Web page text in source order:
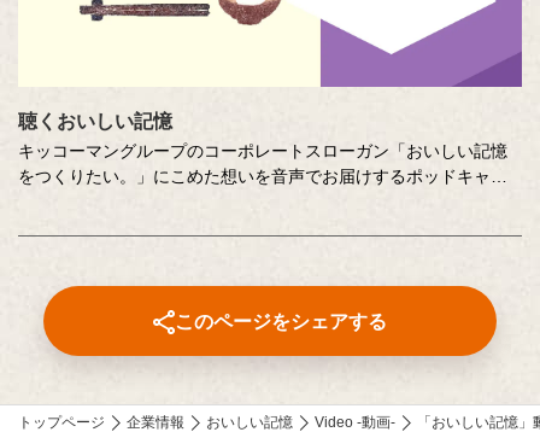
聴くおいしい記憶
キッコーマングループのコーポレートスローガン「おいしい記憶
をつくりたい。」にこめた想いを音声でお届けするポッドキャス
このページをシェアする
トップページ 企業情報 おいしい記憶 Video -動画- 「おいしい記憶